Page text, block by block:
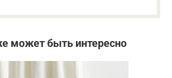
может быть интересно